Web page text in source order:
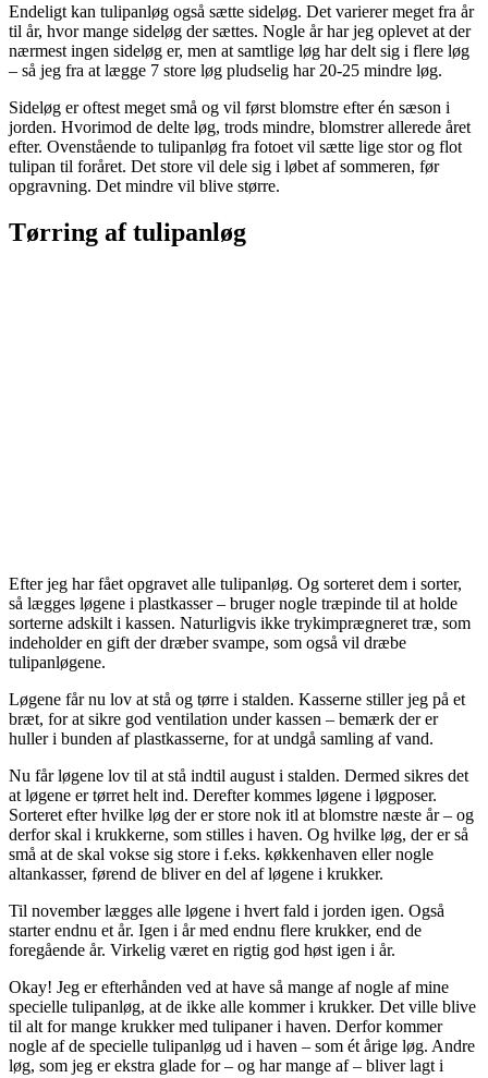
Endeligt kan tulipanløg også sætte sideløg. Det varierer meget fra år
til år, hvor mange sideløg der sættes. Nogle år har jeg oplevet at der
nærmest ingen sideløg er, men at samtlige løg har delt sig i flere løg
– så jeg fra at lægge 7 store løg pludselig har 20-25 mindre løg.
Sideløg er oftest meget små og vil først blomstre efter én sæson i
jorden. Hvorimod de delte løg, trods mindre, blomstrer allerede året
efter. Ovenstående to tulipanløg fra fotoet vil sætte lige stor og flot
tulipan til foråret. Det store vil dele sig i løbet af sommeren, før
opgravning. Det mindre vil blive større.
Tørring af tulipanløg
Efter jeg har fået opgravet alle tulipanløg. Og sorteret dem i sorter,
så lægges løgene i plastkasser – bruger nogle træpinde til at holde
sorterne adskilt i kassen. Naturligvis ikke trykimprægneret træ, som
indeholder en gift der dræber svampe, som også vil dræbe
tulipanløgene.
Løgene får nu lov at stå og tørre i stalden. Kasserne stiller jeg på et
bræt, for at sikre god ventilation under kassen – bemærk der er
huller i bunden af plastkasserne, for at undgå samling af vand.
Nu får løgene lov til at stå indtil august i stalden. Dermed sikres det
at løgene er tørret helt ind. Derefter kommes løgene i løgposer.
Sorteret efter hvilke løg der er store nok itl at blomstre næste år – og
derfor skal i krukkerne, som stilles i haven. Og hvilke løg, der er så
små at de skal vokse sig store i f.eks. køkkenhaven eller nogle
altankasser, førend de bliver en del af løgene i krukker.
Til november lægges alle løgene i hvert fald i jorden igen. Også
starter endnu et år. Igen i år med endnu flere krukker, end de
foregående år. Virkelig været en rigtig god høst igen i år.
Okay! Jeg er efterhånden ved at have så mange af nogle af mine
specielle tulipanløg, at de ikke alle kommer i krukker. Det ville blive
til alt for mange krukker med tulipaner i haven. Derfor kommer
nogle af de specielle tulipanløg ud i haven – som ét årige løg. Andre
løg, som jeg er ekstra glade for – og har mange af – bliver lagt i